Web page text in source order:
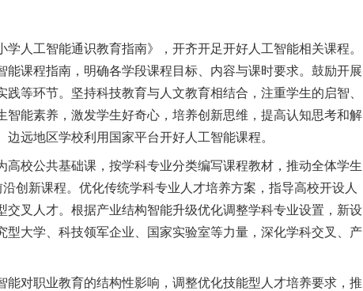
工智能通识教育指南》，开齐开足开好人工智能相关课程。
课程指南，明确各学段课程目标、内容与课时要求。鼓励开展
等环节。坚持科技教育与人文教育相结合，注重学生的启智、
能素养，激发学生好奇心，培养创新思维，提高认知思考和解
远地区学校利用国家平台开好人工智能课程。
校公共基础课，按学科专业分类编写课程教材，推动全体学生
创新课程。优化传统学科专业人才培养方案，指导高校开设人
叉人才。根据产业结构智能升级优化调整学科专业设置，新设
大学、科技领军企业、国家实验室等力量，深化学科交叉、产
对职业教育的结构性影响，调整优化技能型人才培养要求，推